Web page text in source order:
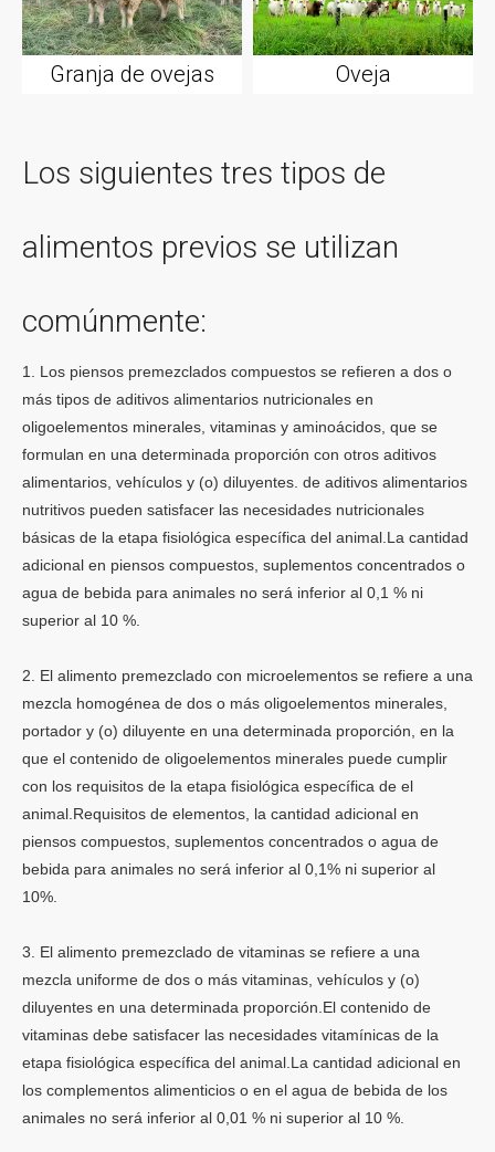
Granja de ovejas Oveja
Los siguientes tres tipos de
alimentos previos se utilizan
comúnmente:
1. Los piensos premezclados compuestos se refieren a dos o
más tipos de aditivos alimentarios nutricionales en
oligoelementos minerales, vitaminas y aminoácidos, que se
formulan en una determinada proporción con otros aditivos
alimentarios, vehículos y (o) diluyentes. de aditivos alimentarios
nutritivos pueden satisfacer las necesidades nutricionales
básicas de la etapa fisiológica específica del animal.La cantidad
adicional en piensos compuestos, suplementos concentrados o
agua de bebida para animales no será inferior al 0,1 % ni
superior al 10 %.
2. El alimento premezclado con microelementos se refiere a una
mezcla homogénea de dos o más oligoelementos minerales,
portador y (o) diluyente en una determinada proporción, en la
que el contenido de oligoelementos minerales puede cumplir
con los requisitos de la etapa fisiológica específica de el
animal.Requisitos de elementos, la cantidad adicional en
piensos compuestos, suplementos concentrados o agua de
bebida para animales no será inferior al 0,1% ni superior al
10%.
3. El alimento premezclado de vitaminas se refiere a una
mezcla uniforme de dos o más vitaminas, vehículos y (o)
diluyentes en una determinada proporción.El contenido de
vitaminas debe satisfacer las necesidades vitamínicas de la
etapa fisiológica específica del animal.La cantidad adicional en
los complementos alimenticios o en el agua de bebida de los
animales no será inferior al 0,01 % ni superior al 10 %.